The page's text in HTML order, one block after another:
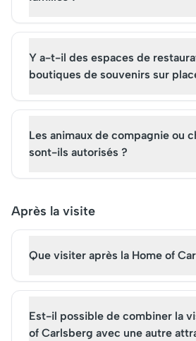
Y a-t-il des espaces de
boutiques de souvenirs sur
Les animaux de compagnie ou
sont-ils autorisés ?
Après la visite
Que visiter après la Home of
Est-il possible de combiner la
of Carlsberg avec une autre